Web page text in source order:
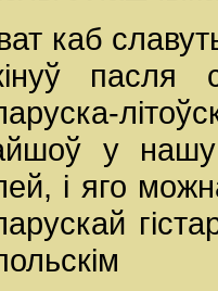
каб
у
і яго